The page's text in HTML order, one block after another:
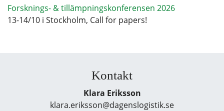
Forsknings- & tillämpningskonferensen 2026
13-14/10 i Stockholm, Call for papers!
Kontakt
Klara Eriksson
klara.eriksson@dagenslogistik.se